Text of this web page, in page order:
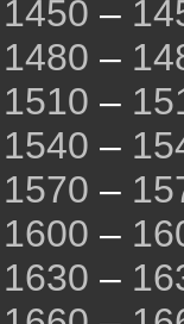
1450 –
1480 –
1510 –
1540 –
1570 –
1600 –
1630 –